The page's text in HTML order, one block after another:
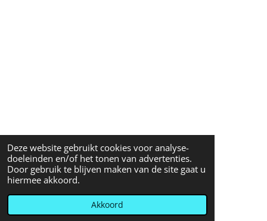
Deze website gebruikt cookies voor analyse-
doeleinden en/of het tonen van advertenties.
Door gebruik te blijven maken van de site gaat u
hiermee akkoord.
Akkoord